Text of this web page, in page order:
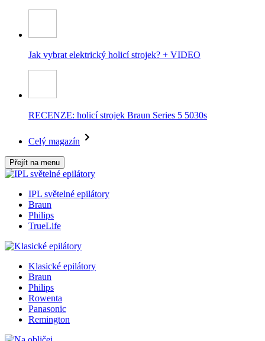
Jak vybrat elektrický holicí strojek? + VIDEO
RECENZE: holicí strojek Braun Series 5 5030s
Celý magazín
Přejít na menu
IPL světelné epilátory
Braun
Philips
TrueLife
Klasické epilátory
Braun
Philips
Rowenta
Panasonic
Remington